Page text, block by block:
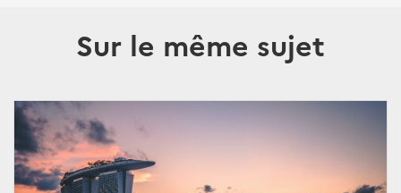
Sur le même sujet